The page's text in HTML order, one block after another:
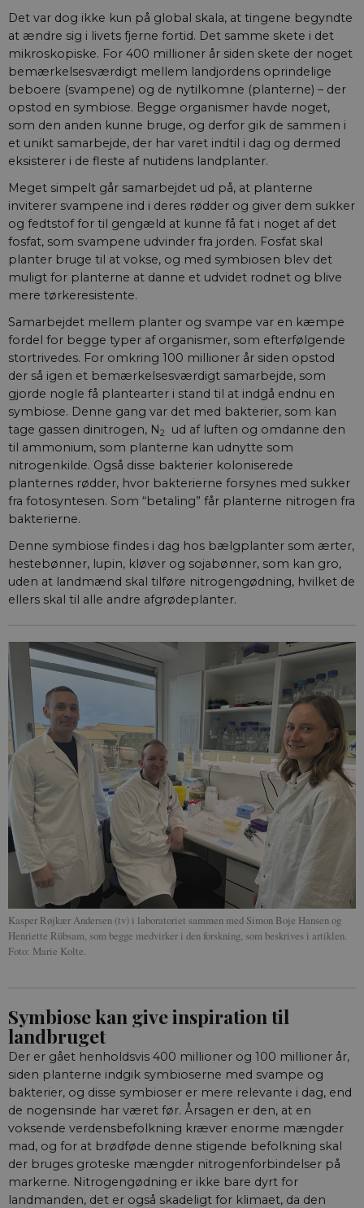
Det var dog ikke kun på global skala, at tingene begyndte
at ændre sig i livets fjerne fortid. Det samme skete i det
mikroskopiske. For 400 millioner år siden skete der noget
bemærkelsesværdigt mellem landjordens oprindelige
beboere (svampene) og de nytilkomne (planterne) – der
opstod en symbiose. Begge organismer havde noget,
som den anden kunne bruge, og derfor gik de sammen i
et unikt samarbejde, der har varet indtil i dag og dermed
eksisterer i de fleste af nutidens landplanter.
Meget simpelt går samarbejdet ud på, at planterne
inviterer svampene ind i deres rødder og giver dem sukker
og fedtstof for til gengæld at kunne få fat i noget af det
fosfat, som svampene udvinder fra jorden. Fosfat skal
planter bruge til at vokse, og med symbiosen blev det
muligt for planterne at danne et udvidet rodnet og blive
mere tørkeresistente.
Samarbejdet mellem planter og svampe var en kæmpe
fordel for begge typer af organismer, som efterfølgende
stortrivedes. For omkring 100 millioner år siden opstod
der så igen et bemærkelsesværdigt samarbejde, som
gjorde nogle få plantearter i stand til at indgå endnu en
symbiose. Denne gang var det med bakterier, som kan
tage gassen dinitrogen, N2
ud af luften og omdanne den
til ammonium, som planterne kan udnytte som
nitrogenkilde. Også disse bakterier koloniserede
planternes rødder, hvor bakterierne forsynes med sukker
fra fotosyntesen. Som “betaling” får planterne nitrogen fra
bakterierne.
Denne symbiose findes i dag hos bælgplanter som ærter,
hestebønner, lupin, kløver og sojabønner, som kan gro,
uden at landmænd skal tilføre nitrogengødning, hvilket de
ellers skal til alle andre afgrødeplanter.
Kasper Røjkær Andersen (tv) i laboratoriet sammen med Simon Boje Hansen og
Henriette Rübsam, som begge medvirker i den forskning, som beskrives i artiklen.
Foto: Marie Kolte.
Symbiose kan give inspiration til
landbruget
Der er gået henholdsvis 400 millioner og 100 millioner år,
siden planterne indgik symbioserne med svampe og
bakterier, og disse symbioser er mere relevante i dag, end
de nogensinde har været før. Årsagen er den, at en
voksende verdensbefolkning kræver enorme mængder
mad, og for at brødføde denne stigende befolkning skal
der bruges groteske mængder nitrogenforbindelser på
markerne. Nitrogengødning er ikke bare dyrt for
landmanden, det er også skadeligt for klimaet, da den